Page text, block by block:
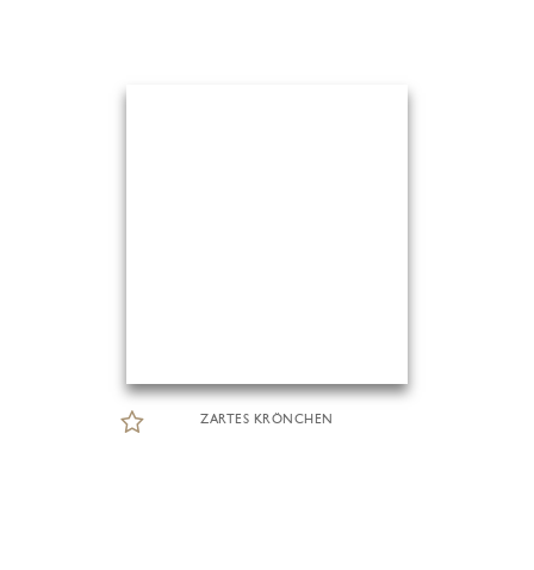
ZARTES KRÖNCHEN